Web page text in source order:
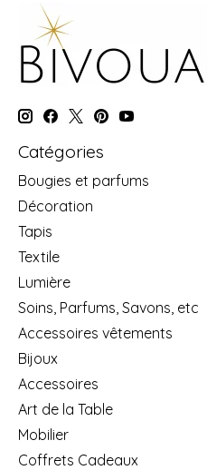
Catégories
Bougies et parfums
Décoration
Tapis
Textile
Lumière
Soins, Parfums, Savons, etc
Accessoires vêtements
Bijoux
Accessoires
Art de la Table
Mobilier
Coffrets Cadeaux